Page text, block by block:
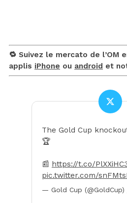
🔁 Suivez le mercato de l’OM
applis iPhone ou android et
The Gold Cup
🏆
📰 https://t.co/
pic.twitter.com/
— Gold Cup (@GoldCup)